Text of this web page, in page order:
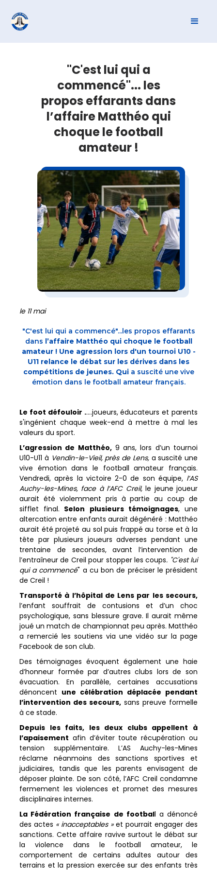
"C'est lui qui a
commencé"... les
propos effarants dans
l’affaire Matthéo qui
choque le football
amateur !
le 11 mai
"C'est lui qui a commencé"...les propos effarants
dans l’affaire Matthéo qui choque le football
amateur ! Une agression lors d'un tournoi U10 -
U11 relance le débat sur les dérives dans les
compétitions de jeunes. Quia suscité une vive
émotion dans le football amateur français.
Le foot défouloir .....joueurs, éducateurs et parents
s'ingénient chaque week-end à mettre à mal les
valeurs du sport.
L’agression de Matthéo,9 ans, lors d’un tournoi
U10-U11 à Vendin-le-Vieil, près de Lens,a suscité une
vive émotion dans le football amateur français.
Vendredi, après la victoire 2-0 de son équipe, l’AS
Auchy-les-Mines, face à l’AFC Creil,le jeune joueur
aurait été violemment pris à partie au coup de
sifflet final. Selon plusieurs témoignages, une
altercation entre enfants aurait dégénéré : Matthéo
aurait été projeté au sol puis frappé au torse et à la
tête par plusieurs joueurs adverses pendant une
trentaine de secondes, avant l’intervention de
l’entraîneur de Creil pour stopper les coups. "C'est lui
qui a commencé" a cu bon de préciser le président
de Creil !
Transporté à l’hôpital de Lens par les secours,
l’enfant souffrait de contusions et d’un choc
psychologique, sans blessure grave. Il aurait même
joué un match de championnat peu après. Matthéo
a remercié les soutiens via une vidéo sur la page
Facebook de son club.
Des témoignages évoquent également une haie
d’honneur formée par d’autres clubs lors de son
évacuation. En parallèle, certaines accusations
dénoncent une célébration déplacée pendant
l’intervention des secours, sans preuve formelle
à ce stade.
Depuis les faits, les deux clubs appellent à
l’apaisement afin d’éviter toute récupération ou
tension supplémentaire. L’AS Auchy-les-Mines
réclame néanmoins des sanctions sportives et
judiciaires, tandis que les parents envisagent de
déposer plainte. De son côté, l’AFC Creil condamne
fermement les violences et promet des mesures
disciplinaires internes.
La Fédération française de football a dénoncé
des actes « inacceptables »et pourrait engager des
sanctions. Cette affaire ravive surtout le débat sur
la violence dans le football amateur, le
comportement de certains adultes autour des
terrains et la pression exercée sur des enfants très